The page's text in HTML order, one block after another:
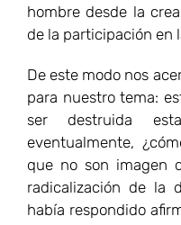
hombre desde la
de la participación en
De este modo nos
para nuestro tema:
ser destruida
eventualmente,
que no son imagen
radicalización de la
había respondido